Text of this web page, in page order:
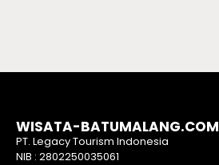
WISATA-BATUMALANG.COM
PT. Legacy Tourism Indonesia
NIB : 2802250035061